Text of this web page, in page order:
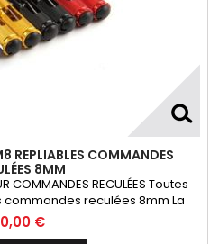
REPLIABLES COMMANDES
8MM
COMMANDES RECULÉES Toutes
reculées 8mm La
Paire €